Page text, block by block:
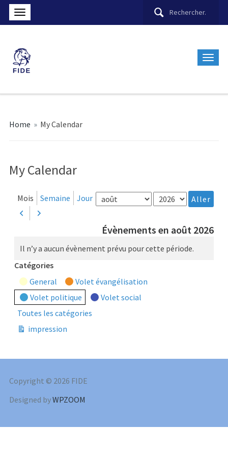
Home » My Calendar
My Calendar
Mois Semaine Jour Mois
Année
Précédent
Suivant
Évènements en août 2026
Il n’y a aucun évènement prévu pour cette période.
Catégories
General
Volet évangélisation
Volet politique
Volet social
Toutes les catégories
Vue
impression
Copyright © 2026 FIDE
Designed byWPZOOM